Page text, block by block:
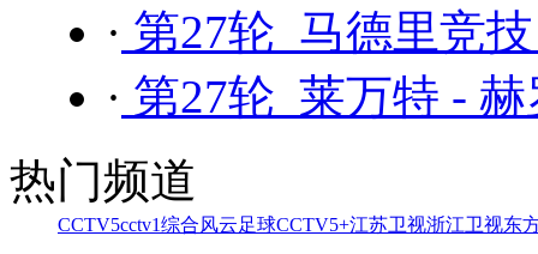
· 第27轮 马德里竞
· 第27轮 莱万特 -
热门频道
CCTV5cctv1综合风云足球CCTV5+江苏卫视浙江卫视东